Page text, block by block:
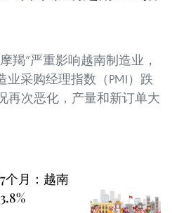
羯”严重影响越南制造业，
业采购经理指数（PMI）跌
再次恶化，产量和新订单大
个月：越南